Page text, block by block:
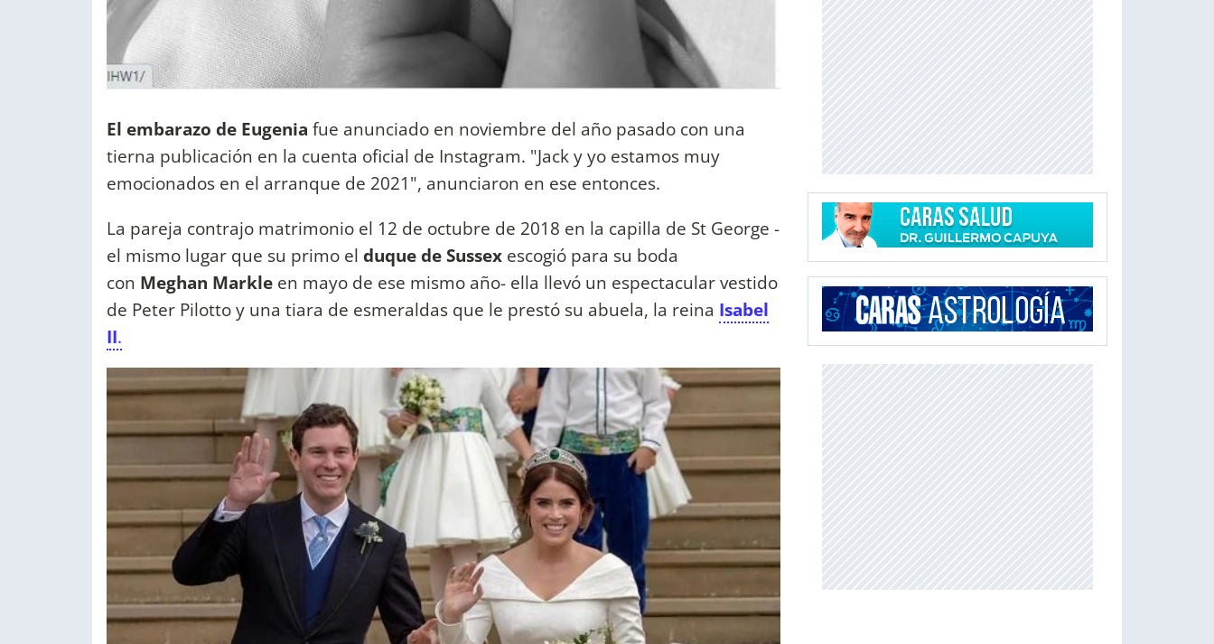
El embarazo de Eugenia fue anunciado en noviembre del año pasado con una
tierna publicación en la cuenta oficial de Instagram. "Jack y yo estamos muy
emocionados en el arranque de 2021", anunciaron en ese entonces.
La pareja contrajo matrimonio el 12 de octubre de 2018 en la capilla de St George -
el mismo lugar que su primo el duque de Sussex escogió para su boda
con Meghan Markle en mayo de ese mismo año- ella llevó un espectacular vestido
de Peter Pilotto y una tiara de esmeraldas que le prestó su abuela, la reina Isabel
II.